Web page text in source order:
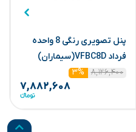
پنل تصویری رنگی 8 واحده
فرداد VFBC8D(سیماران)
۸,۱۲۶,۴۰۰
۳%
۷,۸۸۲,۶۰۸